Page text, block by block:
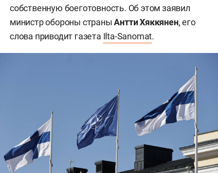
собственную боеготовность. Об этом заявил
министр обороны страныАнтти Хяккянен, его
слова приводит газета Ilta-Sanomat.